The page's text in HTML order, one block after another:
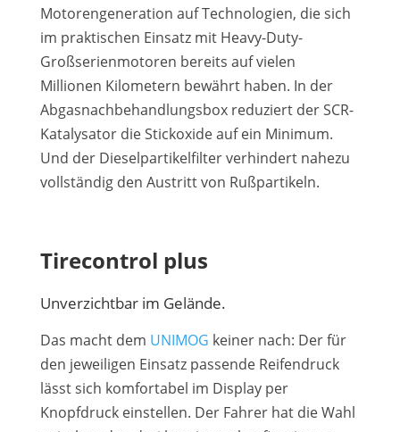
Motorengeneration auf Technologien, die sich
im praktischen Einsatz mit Heavy-Duty-
Großserienmotoren bereits auf vielen
Millionen Kilometern bewährt haben. In der
Abgasnachbehandlungsbox reduziert der SCR-
Katalysator die Stickoxide auf ein Minimum.
Und der Dieselpartikelfilter verhindert nahezu
vollständig den Austritt von Rußpartikeln.
Tirecontrol plus
Unverzichtbar im Gelände.
Das macht dem UNIMOG keiner nach: Der für
den jeweiligen Einsatz passende Reifendruck
lässt sich komfortabel im Display per
Knopfdruck einstellen. Der Fahrer hat die Wahl